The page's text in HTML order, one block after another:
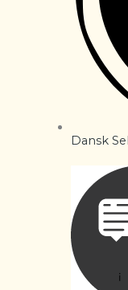
Dansk